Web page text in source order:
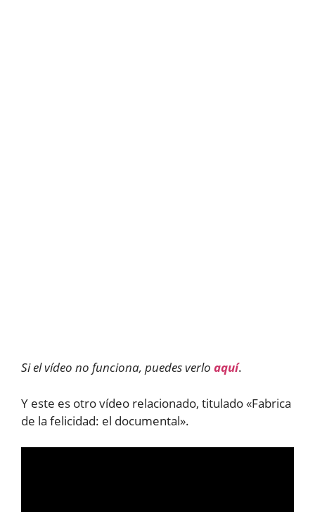
Si el vídeo no funciona, puedes verlo aquí.
Y este es otro vídeo relacionado, titulado «Fabrica
de la felicidad: el documental».